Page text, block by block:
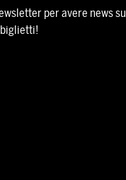
per avere news su